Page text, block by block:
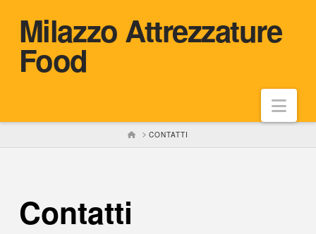
Milazzo Attrezzature
Food
HOMECONTATTI
Contatti